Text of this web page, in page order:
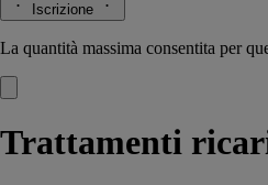
Iscrizione
La quantità massima consentita per
Trattamenti